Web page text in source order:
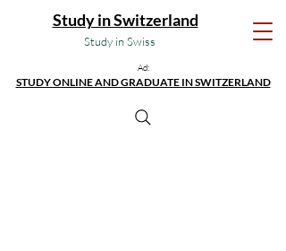
Study in Swiss
Study in Switzerland
Ad:
STUDY ONLINE AND GRADUATE IN SWITZERLAND